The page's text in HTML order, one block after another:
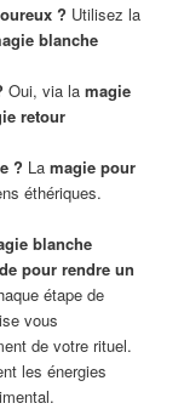
? Utilisez la
blanche
Oui, via la magie
retour
? La magie pour
éthériques.
blanche
pour rendre un
étape de
vous
de votre rituel.
les énergies